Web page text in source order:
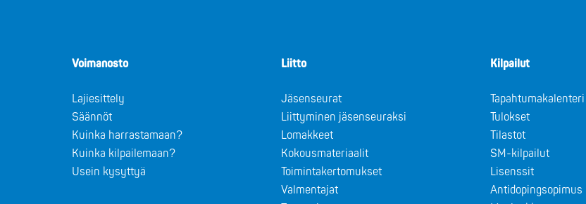
Voimanosto
Lajiesittely
Säännöt
Kuinka harrastamaan?
Kuinka kilpailemaan?
Usein kysyttyä
Liitto
Jäsenseurat
Liittyminen jäsenseuraksi
Lomakkeet
Kokousmateriaalit
Toimintakertomukset
Valmentajat
Kilpailut
Tapahtumakalenteri
Tulokset
Tilastot
SM-kilpailut
Lisenssit
Antidopingsopimus